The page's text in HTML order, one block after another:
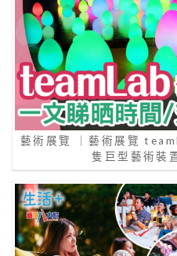
藝術展覽 ｜藝術展覽
隻巨型藝術裝